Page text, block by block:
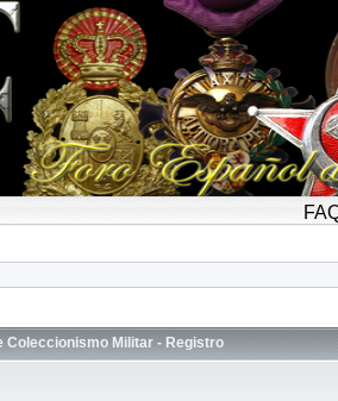
Coleccionismo Militar - Registro